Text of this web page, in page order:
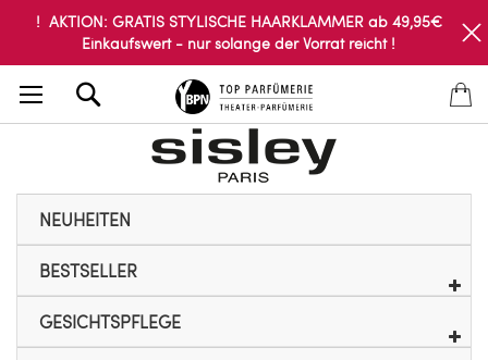
! AKTION: GRATIS STYLISCHE HAARKLAMMER ab 49,95€
Einkaufswert - nur solange der Vorrat reicht !
NEUHEITEN
BESTSELLER
GESICHTSPFLEGE